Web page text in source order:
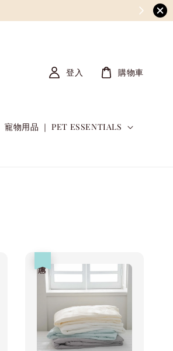
寵物用品 ｜ PET ESSENTIALS
登入 購物車